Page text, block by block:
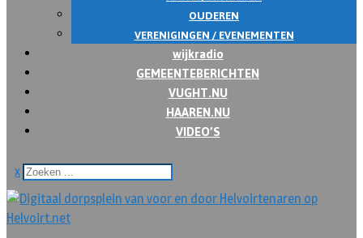
OUDEREN
VERENIGINGEN / EVENEMENTEN
wijkradio
GEMEENTEBERICHTEN
VUGHT.NU
HAAREN.NU
VIDEO’S
x